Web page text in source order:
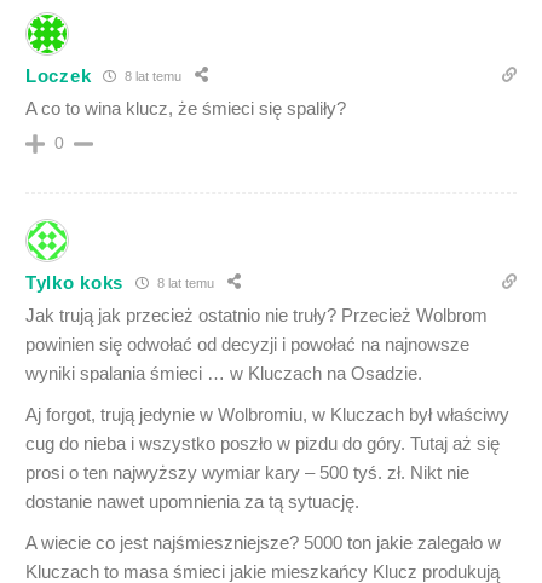
Loczek 8 lat temu
A co to wina klucz, że śmieci się spaliły?
0
Tylko koks 8 lat temu
Jak trują jak przecież ostatnio nie truły? Przecież Wolbrom
powinien się odwołać od decyzji i powołać na najnowsze
wyniki spalania śmieci … w Kluczach na Osadzie.
Aj forgot, trują jedynie w Wolbromiu, w Kluczach był właściwy
cug do nieba i wszystko poszło w pizdu do góry. Tutaj aż się
prosi o ten najwyższy wymiar kary – 500 tyś. zł. Nikt nie
dostanie nawet upomnienia za tą sytuację.
A wiecie co jest najśmieszniejsze? 5000 ton jakie zalegało w
Kluczach to masa śmieci jakie mieszkańcy Klucz produkują